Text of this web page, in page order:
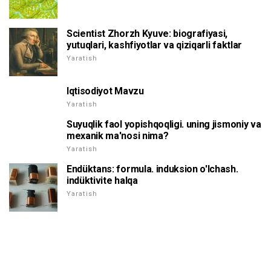
Scientist Zhorzh Kyuve: biografiyasi,
yutuqlari, kashfiyotlar va qiziqarli faktlar
Yaratish
Iqtisodiyot Mavzu
Yaratish
Suyuqlik faol yopishqoqligi. uning jismoniy va
mexanik ma'nosi nima?
Yaratish
Endüktans: formula. induksion o'lchash.
indüktivite halqa
Yaratish